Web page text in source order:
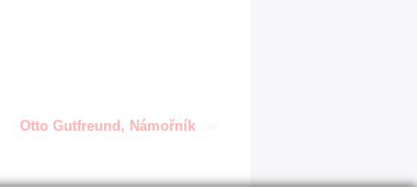
Otto Gutfreund, Námořník